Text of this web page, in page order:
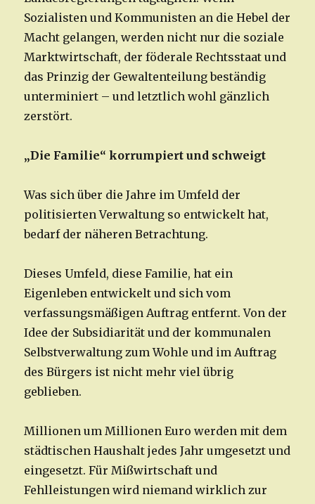
Sozialisten und Kommunisten an die Hebel der
Macht gelangen, werden nicht nur die soziale
Marktwirtschaft, der föderale Rechtsstaat und
das Prinzig der Gewaltenteilung beständig
unterminiert – und letztlich wohl gänzlich
zerstört.
„Die Familie“ korrumpiert und schweigt
Was sich über die Jahre im Umfeld der
politisierten Verwaltung so entwickelt hat,
bedarf der näheren Betrachtung.
Dieses Umfeld, diese Familie, hat ein
Eigenleben entwickelt und sich vom
verfassungsmäßigen Auftrag entfernt. Von der
Idee der Subsidiarität und der kommunalen
Selbstverwaltung zum Wohle und im Auftrag
des Bürgers ist nicht mehr viel übrig
geblieben.
Millionen um Millionen Euro werden mit dem
städtischen Haushalt jedes Jahr umgesetzt und
eingesetzt. Für Mißwirtschaft und
Fehlleistungen wird niemand wirklich zur